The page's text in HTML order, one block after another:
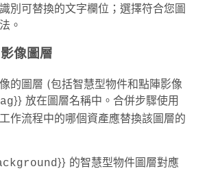
別可替換的文字欄位；選擇符合您圖
。
像圖層
的圖層 (包括智慧型物件和點陣影像
}} 放在圖層名稱中。合併步驟使用
作流程中的哪個資產應替換該圖層的
}} 的智慧型物件圖層對應